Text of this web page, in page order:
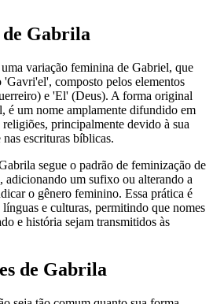
de Gabrila
variação feminina de Gabriel, que
'Gavri'el', composto pelos elementos
e 'El' (Deus). A forma original
é um nome amplamente difundido em
religiões, principalmente devido à sua
nas escrituras bíblicas.
segue o padrão de feminização de
adicionando um sufixo ou alterando a
o gênero feminino. Essa prática é
e culturas, permitindo que nomes
e história sejam transmitidos às
de Gabrila